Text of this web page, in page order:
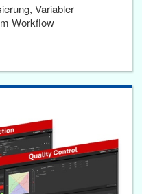
Variabler
Workflow